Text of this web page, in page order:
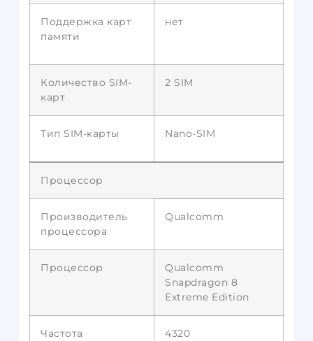
Поддержка карт
памяти
нет
Количество SIM-
карт
2 SIM
Тип SIM-карты Nano-SIM
Процессор
Производитель
процессора
Qualcomm
Процессор
Qualcomm
Snapdragon 8
Extreme Edition
Частота
4320